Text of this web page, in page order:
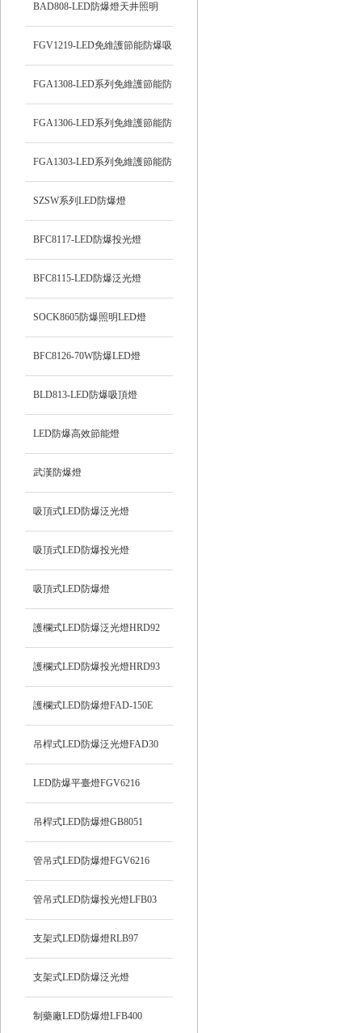
BAD808-LED防爆燈天井照明
FGV1219-LED免維護節能防爆吸
頂燈
FGA1308-LED系列免維護節能防
爆燈
FGA1306-LED系列免維護節能防
爆燈
FGA1303-LED系列免維護節能防
爆燈
SZSW系列LED防爆燈
BFC8117-LED防爆投光燈
BFC8115-LED防爆泛光燈
SOCK8605防爆照明LED燈
BFC8126-70W防爆LED燈
BLD813-LED防爆吸頂燈
LED防爆高效節能燈
武漢防爆燈
吸頂式LED防爆泛光燈
吸頂式LED防爆投光燈
吸頂式LED防爆燈
護欄式LED防爆泛光燈HRD92
護欄式LED防爆投光燈HRD93
護欄式LED防爆燈FAD-150E
吊桿式LED防爆泛光燈FAD30
LED防爆平臺燈FGV6216
吊桿式LED防爆燈GB8051
管吊式LED防爆燈FGV6216
管吊式LED防爆投光燈LFB03
支架式LED防爆燈RLB97
支架式LED防爆泛光燈
制藥廠LED防爆燈LFB400